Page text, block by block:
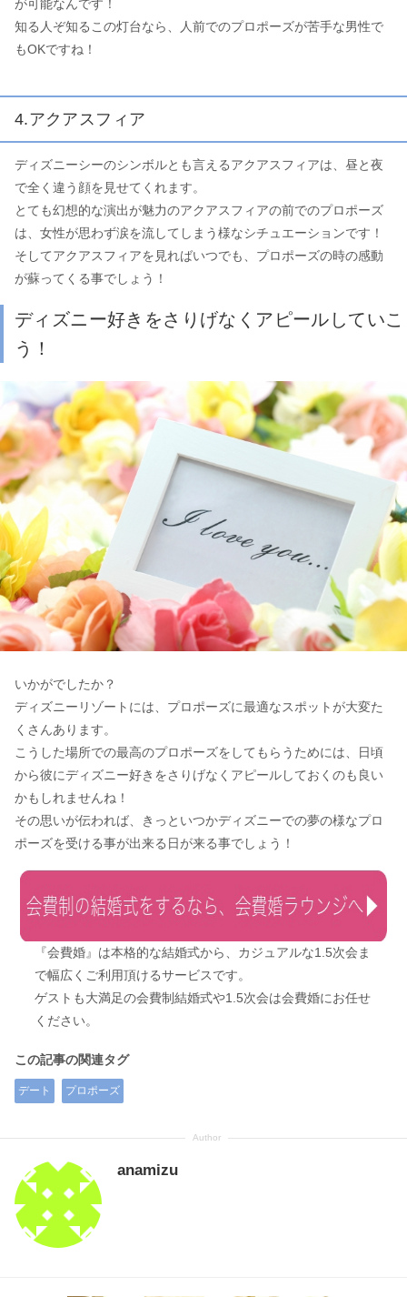
が可能なんです！
知る人ぞ知るこの灯台なら、人前でのプロポーズが苦手な男性で
もOKですね！
4.アクアスフィア
ディズニーシーのシンボルとも言えるアクアスフィアは、昼と夜
で全く違う顔を見せてくれます。
とても幻想的な演出が魅力のアクアスフィアの前でのプロポーズ
は、女性が思わず涙を流してしまう様なシチュエーションです！
そしてアクアスフィアを見ればいつでも、プロポーズの時の感動
が蘇ってくる事でしょう！
ディズニー好きをさりげなくアピールしていこ
う！
いかがでしたか？
ディズニーリゾートには、プロポーズに最適なスポットが大変た
くさんあります。
こうした場所での最高のプロポーズをしてもらうためには、日頃
から彼にディズニー好きをさりげなくアピールしておくのも良い
かもしれませんね！
その思いが伝われば、きっといつかディズニーでの夢の様なプロ
ポーズを受ける事が出来る日が来る事でしょう！
『会費婚』は本格的な結婚式から、カジュアルな1.5次会ま
で幅広くご利用頂けるサービスです。
ゲストも大満足の会費制結婚式や1.5次会は会費婚にお任せ
ください。
この記事の関連タグ
デート プロポーズ
anamizu